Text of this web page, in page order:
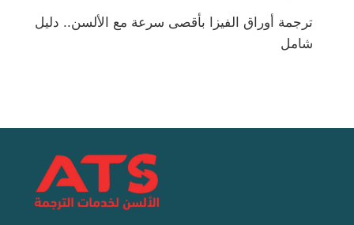
ترجمة أوراق الفيزا بأقصى سرعة مع الألسن.. دليل
شامل